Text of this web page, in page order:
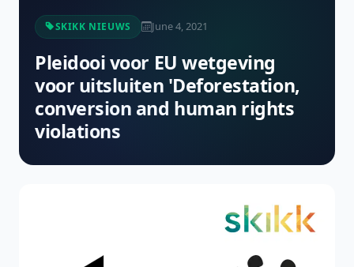
SKIKK NIEUWS June 4, 2021
Pleidooi voor EU wetgeving
voor uitsluiten 'Deforestation,
conversion and human rights
violations